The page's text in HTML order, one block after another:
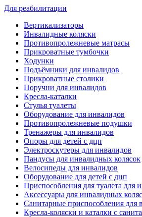
Для реабилитации
Вертикализаторы
Инвалидные коляски
Противопролежневые матрасы
Прикроватные тумбочки
Ходунки
Подъёмники для инвалидов
Прикроватные столики
Поручни для инвалидов
Кресла-каталки
Стулья туалеты
Оборудование для инвалидов
Противопролежневые подушки
Тренажеры для инвалидов
Опоры для детей с дцп
Электроскутеры для инвалидов
Пандусы для инвалидных колясок
Велосипеды для инвалидов
Оборудование для детей с дцп
Приспособления для туалета для
Аксессуары для инвалидных
Санитарные приспособления для
Кресла-коляски и каталки с